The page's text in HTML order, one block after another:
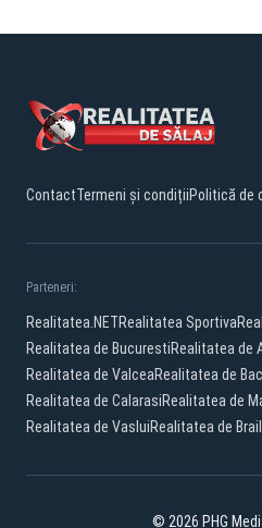
ContactTermeni și condițiiPolitică de
Parteneri:
Realitatea.NETRealitatea Sportiva
Realitatea de BucurestiRealitatea de
Realitatea de ValceaRealitatea de
Realitatea de CalarasiRealitatea de
Realitatea de VasluiRealitatea de
© 2026 PHG